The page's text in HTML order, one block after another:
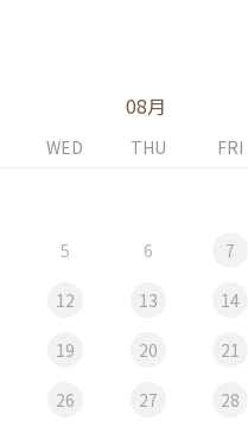
08月
WED THU FRI
5 6 7
12 13 14
19 20 21
26 27 28